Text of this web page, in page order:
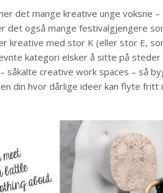
det mange kreative unge voksne
det også mange festivalgjengere
kreative med stor K (eller stor E,
kategori elsker å sitte på
såkalte creative work spaces – så
din hvor dårlige ideer kan flyte fritt